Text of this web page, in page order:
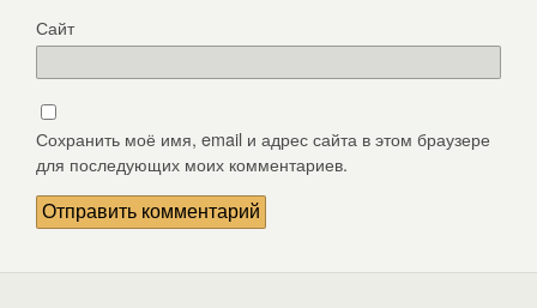
Сайт
Сохранить моё имя, email и адрес сайта в этом браузере
для последующих моих комментариев.